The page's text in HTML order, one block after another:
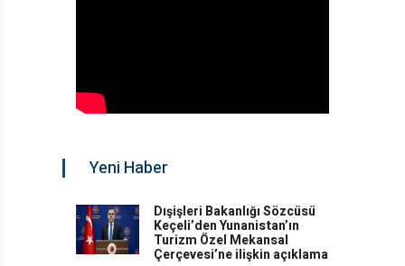
Yeni Haber
Dışişleri Bakanlığı Sözcüsü
Keçeli’den Yunanistan’ın
Turizm Özel Mekansal
Çerçevesi’ne ilişkin açıklama